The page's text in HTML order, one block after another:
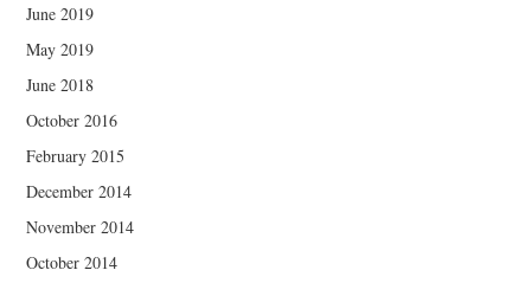
June 2019
May 2019
June 2018
October 2016
February 2015
December 2014
November 2014
October 2014